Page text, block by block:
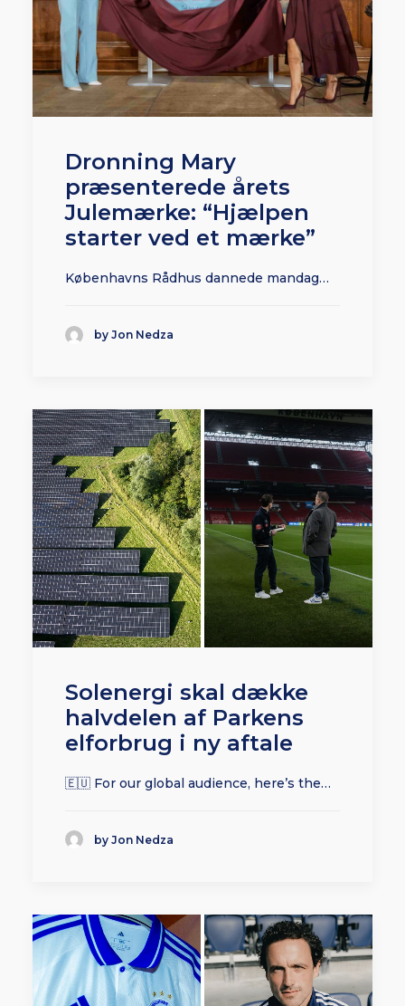
Dronning Mary
præsenterede årets
Julemærke: “Hjælpen
starter ved et mærke”
Københavns Rådhus dannede mandag…
by Jon Nedza
Solenergi skal dække
halvdelen af Parkens
elforbrug i ny aftale
🇪🇺 For our global audience, here’s the…
by Jon Nedza